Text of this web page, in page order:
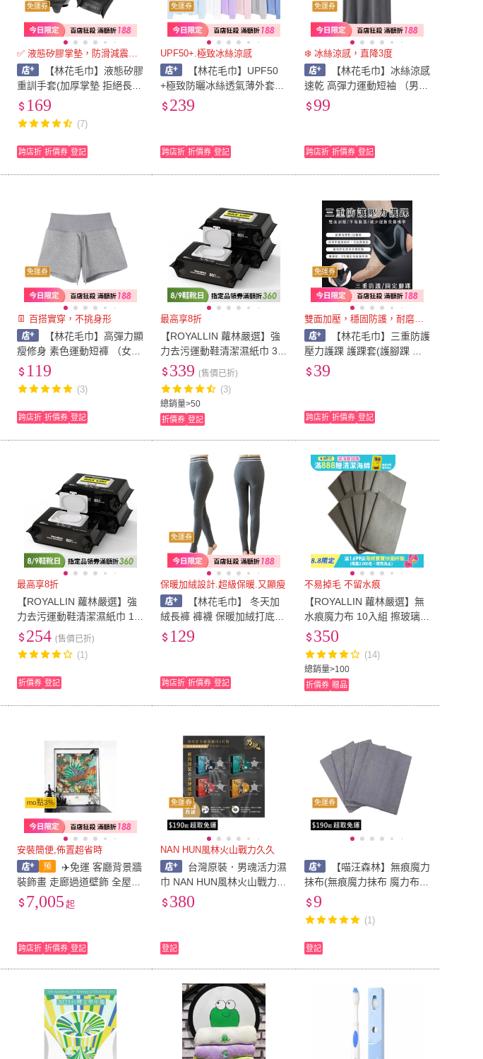
免運券
✅ 液態矽膠掌墊，防滑減震一把
【林花毛巾】液態矽膠
重訓手套(加厚掌墊 拒絕長
繭)健身手套 半指透氣 啞鈴
有力)
169
(7)
跨店折 折價券 登記
免運券
UPF50+.極致冰絲涼感
【林花毛巾】UPF50
+極致防曬冰絲透氣薄外套
(機車通勤/戶外旅遊/高彈力
239
跨店折 折價券 登記
免運券
❄️ 冰絲涼感，直降3度
【林花毛巾】冰絲涼感
速乾 高彈力運動短袖 （男生
短袖 涼感衣 運動T恤 排汗衫
99
跨店折 折價券 登記
免運券
👖 百搭實穿，不挑身形
【林花毛巾】高彈力顯
瘦修身 素色運動短褲 （女生
短褲 真理褲 休閒短褲 居家
步褲 闊腿短褲 抽繩短褲）
119
(3)
跨店折 折價券 登記
最高享8折
【ROYALLIN 蘿林嚴選】強
力去污運動鞋清潔濕紙巾 30
抽/2入組 擦鞋神器(運動鞋清
潔濕巾 白鞋清潔)
總銷量>50
339 (售價已折)
(3)
折價券 登記
免運券
雙面加壓，穩固防護，耐磨有彈性
【林花毛巾】三重防護
壓力護踝 護踝套(護腳踝 護
腳踝套 腳踝護套 運動護踝
39
跨店折 折價券 登記
最高享8折
【ROYALLIN 蘿林嚴選】強
力去污運動鞋清潔濕紙巾 12
抽/3入組 擦鞋神器(運動鞋清
潔濕巾 白鞋清潔)
254 (售價已折)
(1)
折價券 登記
免運券
保暖加絨設計.超級保暖.又顯瘦
【林花毛巾】 冬天加
絨長褲 褲襪 保暖加絨打底褲
發熱褲 高腰顯瘦 彈力顯腿長
129
跨店折 折價券 登記
不易掉毛 不留水痕
【ROYALLIN 蘿林嚴選】無
水痕魔力布 10入組 擦玻璃抹
布(擦玻璃抹布 擦車毛巾 廚
總銷量>100
350
(14)
折價券 贈品
mo點3%
安裝簡便,佈置超省時
✈️免運 客廳背景牆
裝飾畫 走廊過道壁飾 全屋百
搭掛飾 叢林斑馬絲巾畫 6面
亞克力畫框裝裱別墅大廳掛
7,005 起
跨店折 折價券 登記
免運券
NAN HUN風林火山戰力久久
台灣原裝．男魂活力濕
巾 NAN HUN風林火山戰力久
久5片裝 情趣用品快速出貨
380
登記
免運券
【喵汪森林】無痕魔力
抹布(無痕魔力抹布 魔力布
魔布 玻璃布 抹布 吸水抹布
無水痕抹布 無痕抹布 擦玻
璃)
9
(1)
登記